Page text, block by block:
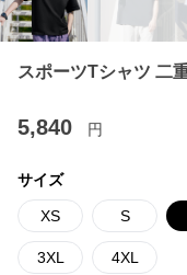
スポーツTシャツ 二
5,840 円
サイズ
XS S
3XL 4XL